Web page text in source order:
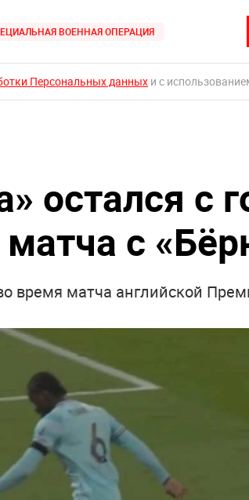
ВОЕННАЯ ОПЕРАЦИЯ
Персональных данных и с
остался с
с
время матча английской